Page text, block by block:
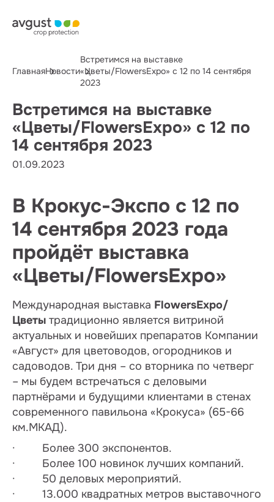
ГлавнаяНовости
Встретимся на выставке
«Цветы/FlowersExpo» с 12 по 14 сентября
2023
Встретимся на выставке
«Цветы/FlowersExpo» с 12 по
14 сентября 2023
01.09.2023
В Крокус-Экспо с 12 по
14 сентября 2023 года
пройдёт выставка
«Цветы/FlowersExpo»
Международная выставка FlowersExpo/
Цветы традиционно является витриной
актуальных и новейших препаратов Компании
«Август» для цветоводов, огородников и
садоводов. Три дня – со вторника по четверг
– мы будем встречаться с деловыми
партнёрами и будущими клиентами в стенах
современного павильона «Крокуса» (65-66
км.МКАД).
· Более 300 экспонентов.
· Более 100 новинок лучших компаний.
· 50 деловых мероприятий.
· 13.000 квадратных метров выставочного